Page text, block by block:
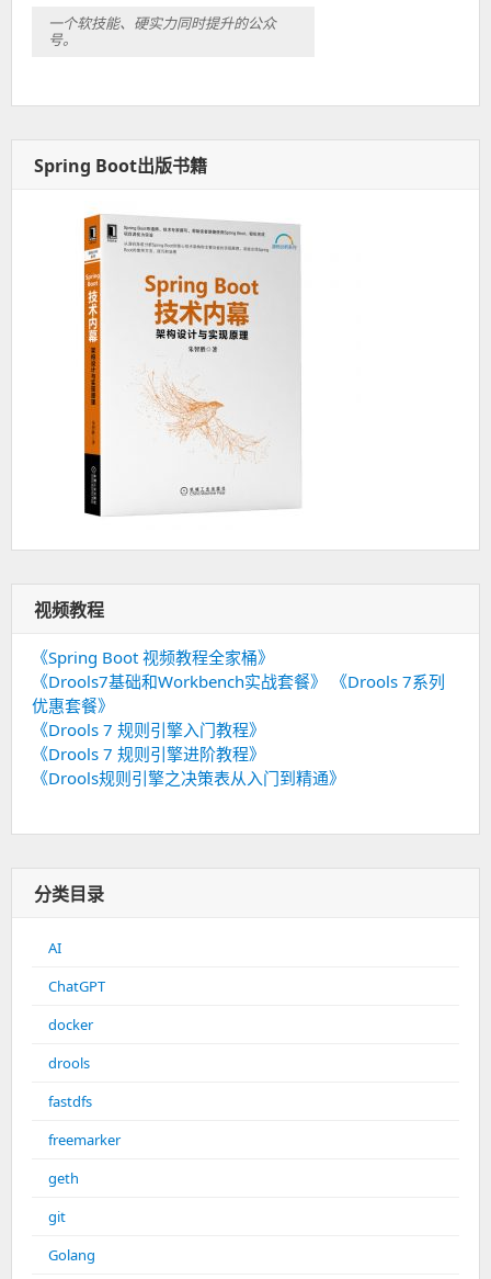
一个软技能、硬实力同时提升的公众
号。
Spring Boot出版书籍
视频教程
《Spring Boot 视频教程全家桶》
《Drools7基础和Workbench实战套餐》
《Drools 7系列
优惠套餐》
《Drools 7 规则引擎入门教程》
《Drools 7 规则引擎进阶教程》
《Drools规则引擎之决策表从入门到精通》
分类目录
AI
ChatGPT
docker
drools
fastdfs
freemarker
geth
git
Golang